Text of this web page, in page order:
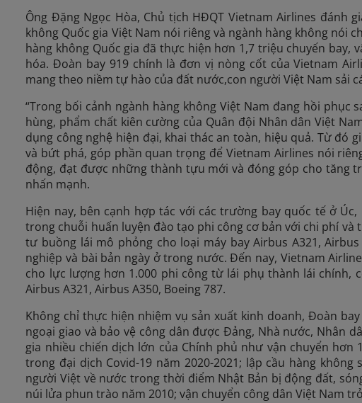
Ông Đặng Ngọc Hòa, Chủ tịch HĐQT Vietnam Airlines đánh
không Quốc gia Việt Nam nói riêng và ngành hàng không nói
hàng không Quốc gia đã thực hiện hơn 1,7 triệu chuyến
hóa. Đoàn bay 919 chính là đơn vị nòng cốt của Vietnam
mang theo niềm tự hào của đất nước,con người Việt Nam sải
“Trong bối cảnh ngành hàng không Việt Nam đang hồi
hùng, phẩm chất kiên cường của Quân đội Nhân dân Việt
dụng công nghệ hiện đại, khai thác an toàn, hiệu quả. Từ đó
và bứt phá, góp phần quan trọng để Vietnam Airlines nói
động, đạt được những thành tựu mới và đóng góp cho tăng
nhấn mạnh.
Hiện nay, bên cạnh hợp tác với các trường bay quốc tế ở
trong chuỗi huấn luyện đào tạo phi công cơ bản với chi phí
tư buồng lái mô phỏng cho loại máy bay Airbus A321,
nghiệp và bài bản ngày ở trong nước. Đến nay, Vietnam
cho lực lượng hơn 1.000 phi công từ lái phụ thành lái chính,
Airbus A321, Airbus A350, Boeing 787.
Không chỉ thực hiện nhiệm vụ sản xuất kinh doanh, Đoàn
ngoại giao và bảo vệ công dân được Đảng, Nhà nước, Nhân
gia nhiều chiến dịch lớn của Chính phủ như vận chuyển hơn
trong đại dịch Covid-19 năm 2020-2021; lập cầu hàng
người Việt về nước trong thời điểm Nhật Bản bị động đất,
núi lửa phun trào năm 2010; vận chuyển công dân Việt Nam